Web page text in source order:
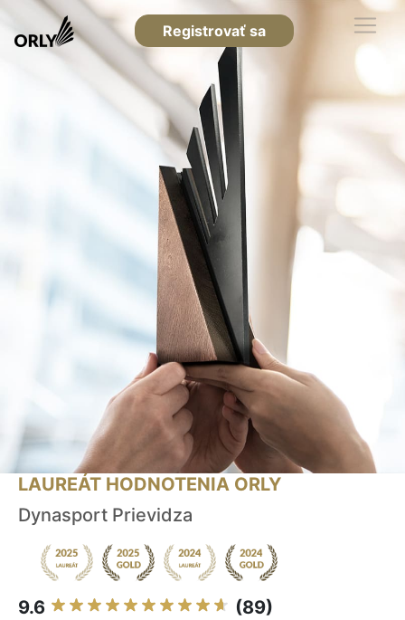
Registrovať sa
LAUREÁT HODNOTENIA ORLY
Dynasport Prievidza
9.6 (89)